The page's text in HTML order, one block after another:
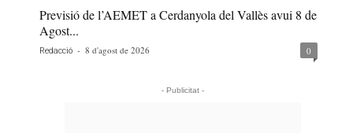
Previsió de l’AEMET a Cerdanyola del Vallès avui 8 de
Agost...
Redacció - 8 d'agost de 2026 0
- Publicitat -